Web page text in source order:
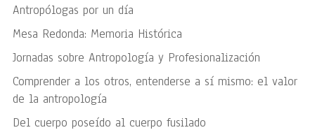
Antropólogas por un día
Mesa Redonda: Memoria Histórica
Jornadas sobre Antropología y Profesionalización
Comprender a los otros, entenderse a sí mismo: el valor
de la antropología
Del cuerpo poseído al cuerpo fusilado